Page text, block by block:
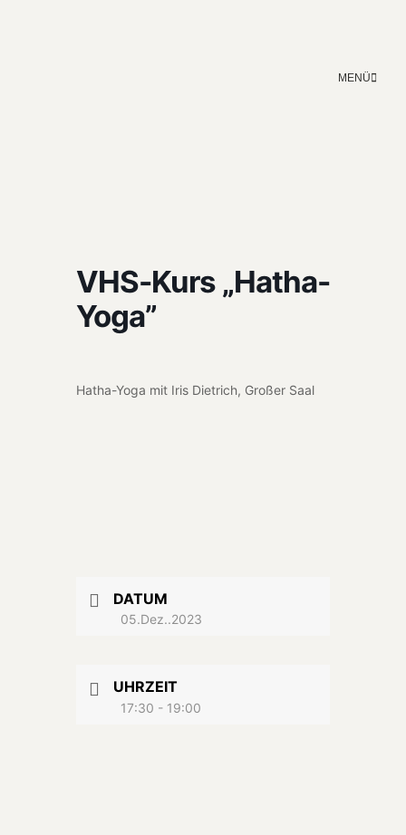
MENÜ
VHS-Kurs „Hatha-
Yoga”
Hatha-Yoga mit Iris Diet­rich, Großer Saal
DATUM
05.Dez..2023
UHRZEIT
17:30 - 19:00